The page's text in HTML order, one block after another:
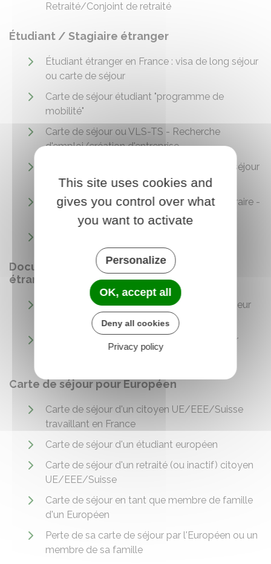
Retraité/Conjoint de retraité
Étudiant / Stagiaire étranger
Étudiant étranger en France : visa de long séjour
ou carte de séjour
Carte de séjour étudiant "programme de
mobilité"
Carte de séjour ou VLS-TS - Recherche
d'emploi/création d'entreprise
Stagiaire étranger en France : visa de long séjour
ou carte de séjour
Étranger en France : carte de séjour temporaire -
stagiaire (mobile) ICT
Document de circulation pour mineur
étranger
Document de circulation pour étranger mineur
Titre d'identité républicain (TIR) d'un mineur
étranger né en France
Carte de séjour pour Européen
Carte de séjour d'un citoyen UE/EEE/Suisse
travaillant en France
Carte de séjour d'un étudiant européen
Carte de séjour d'un retraité (ou inactif) citoyen
UE/EEE/Suisse
Carte de séjour en tant que membre de famille
d'un Européen
Perte de sa carte de séjour par l'Européen ou un
membre de sa famille
This site uses cookies and
gives you control over what
you want to activate
Personalize
OK, accept all
Deny all cookies
Privacy policy